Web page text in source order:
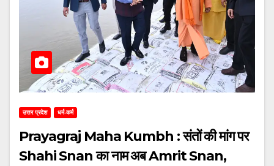
उत्तर प्रदेश धर्म-कर्म
Prayagraj Maha Kumbh : संतों की मांग पर
Shahi Snan का नाम अब Amrit Snan,